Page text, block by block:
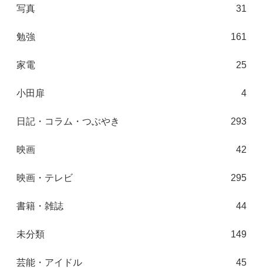
写真 31
勉強 161
家電 25
小田扉 4
日記・コラム・つぶやき 293
映画 42
映画・テレビ 295
書籍・雑誌 44
未分類 149
芸能・アイドル 45